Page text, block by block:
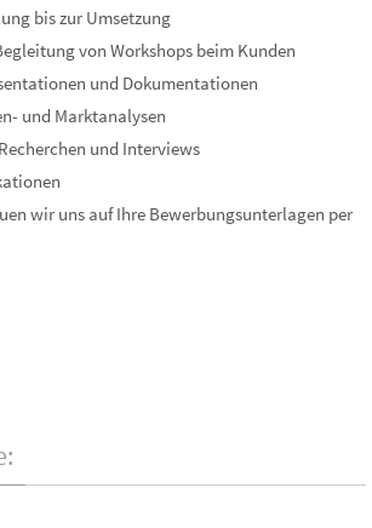
bis zur Umsetzung
von Workshops beim Kunden
und Dokumentationen
und Marktanalysen
und Interviews
wir uns auf Ihre Bewerbungsunterlagen per